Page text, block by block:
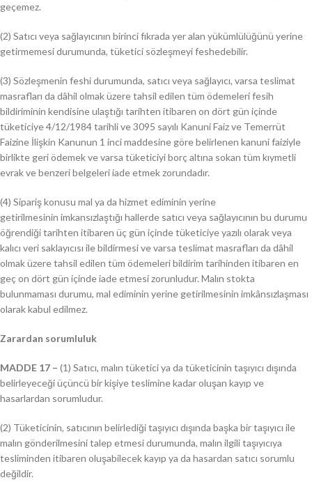
geçemez.
(2) Satıcı veya sağlayıcının birinci fıkrada yer alan yükümlülüğünü yerine
getirmemesi durumunda, tüketici sözleşmeyi feshedebilir.
(3) Sözleşmenin feshi durumunda, satıcı veya sağlayıcı, varsa teslimat
masrafları da dâhil olmak üzere tahsil edilen tüm ödemeleri fesih
bildiriminin kendisine ulaştığı tarihten itibaren on dört gün içinde
tüketiciye 4/12/1984 tarihli ve 3095 sayılı Kanuni Faiz ve Temerrüt
Faizine İlişkin Kanunun 1 inci maddesine göre belirlenen kanuni faiziyle
birlikte geri ödemek ve varsa tüketiciyi borç altına sokan tüm kıymetli
evrak ve benzeri belgeleri iade etmek zorundadır.
(4) Sipariş konusu mal ya da hizmet ediminin yerine
getirilmesinin imkansızlaştığı hallerde satıcı veya sağlayıcının bu durumu
öğrendiği tarihten itibaren üç gün içinde tüketiciye yazılı olarak veya
kalıcı veri saklayıcısı ile bildirmesi ve varsa teslimat masrafları da dâhil
olmak üzere tahsil edilen tüm ödemeleri bildirim tarihinden itibaren en
geç on dört gün içinde iade etmesi zorunludur. Malın stokta
bulunmaması durumu, mal ediminin yerine getirilmesinin imkânsızlaşması
olarak kabul edilmez.
Zarardan sorumluluk
MADDE 17 – (1) Satıcı, malın tüketici ya da tüketicinin taşıyıcı dışında
belirleyeceği üçüncü bir kişiye teslimine kadar oluşan kayıp ve
hasarlardan sorumludur.
(2) Tüketicinin, satıcının belirlediği taşıyıcı dışında başka bir taşıyıcı ile
malın gönderilmesini talep etmesi durumunda, malın ilgili taşıyıcıya
tesliminden itibaren oluşabilecek kayıp ya da hasardan satıcı sorumlu
değildir.